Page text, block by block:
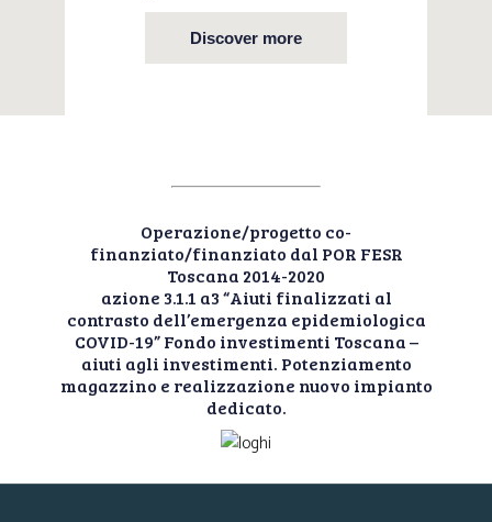
Discover more
Operazione/progetto co-
finanziato/finanziato dal POR FESR
Toscana 2014-2020
azione 3.1.1 a3 “Aiuti finalizzati al
contrasto dell’emergenza epidemiologica
COVID-19” Fondo investimenti Toscana –
aiuti agli investimenti. Potenziamento
magazzino e realizzazione nuovo impianto
dedicato.